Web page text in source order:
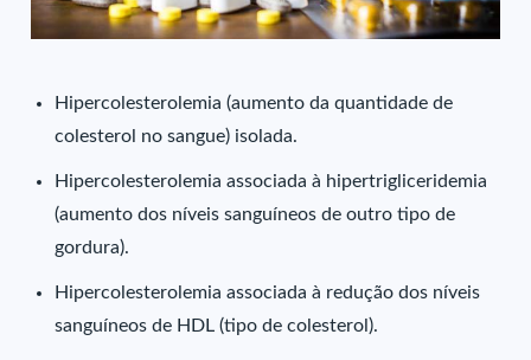
Hipercolesterolemia (aumento da quantidade de
colesterol no sangue) isolada.
Hipercolesterolemia associada à hipertrigliceridemia
(aumento dos níveis sanguíneos de outro tipo de
gordura).
Hipercolesterolemia associada à redução dos níveis
sanguíneos de HDL (tipo de colesterol).